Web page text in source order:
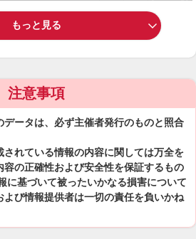
もっと見る
注意事項
ータは、必ず主催者発行のものと照合
れている情報の内容に関しては万全を
の正確性および安全性を保証するもの
に基づいて被ったいかなる損害について
よび情報提供者は一切の責任を負いかね